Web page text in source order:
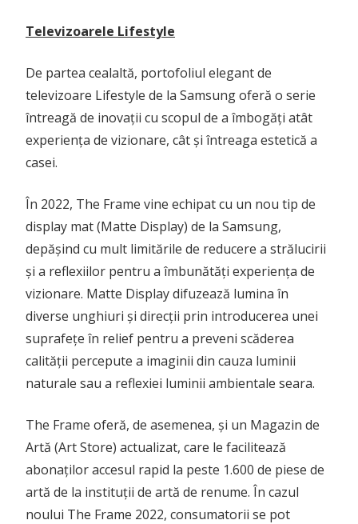
Televizoarele Lifestyle
De partea cealaltă, portofoliul elegant de
televizoare Lifestyle de la Samsung oferă o serie
întreagă de inovații cu scopul de a îmbogăți atât
experiența de vizionare, cât și întreaga estetică a
casei.
În 2022, The Frame vine echipat cu un nou tip de
display mat (Matte Display) de la Samsung,
depășind cu mult limitările de reducere a strălucirii
și a reflexiilor pentru a îmbunătăți experiența de
vizionare. Matte Display difuzează lumina în
diverse unghiuri și direcții prin introducerea unei
suprafețe în relief pentru a preveni scăderea
calității percepute a imaginii din cauza luminii
naturale sau a reflexiei luminii ambientale seara.
The Frame oferă, de asemenea, și un Magazin de
Artă (Art Store) actualizat, care le facilitează
abonaților accesul rapid la peste 1.600 de piese de
artă de la instituții de artă de renume. În cazul
noului The Frame 2022, consumatorii se pot